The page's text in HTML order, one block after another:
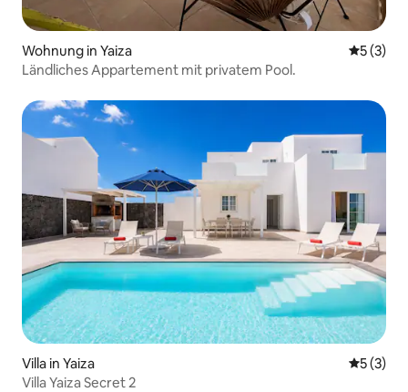
Wohnung in Yaiza
5 (3)
Ländliches Appartement mit privatem Pool.
Villa in Yaiza
5 (3)
Villa Yaiza Secret 2